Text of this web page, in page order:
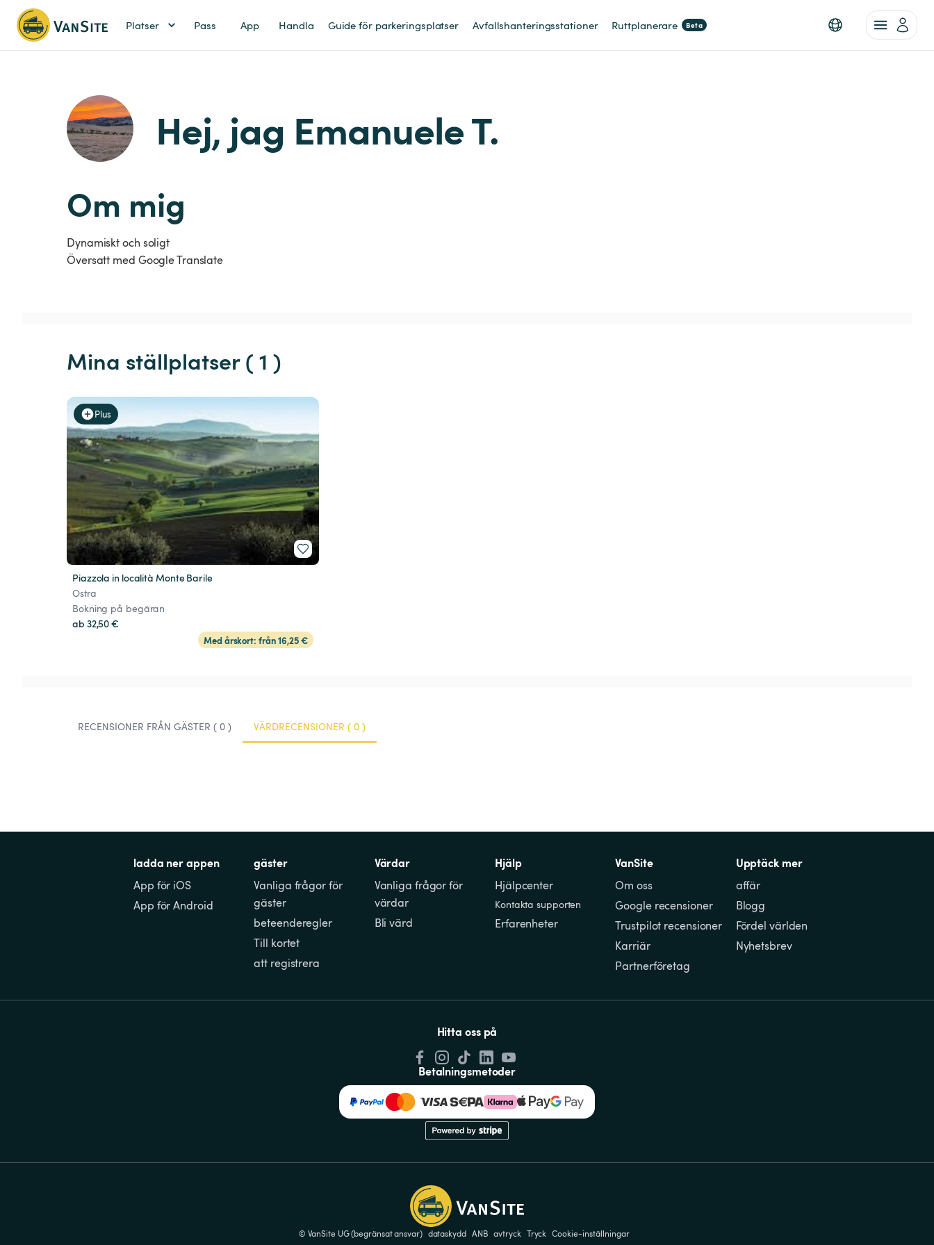
Platser Pass App Handla Guide för parkeringsplatser Avfallshanteringsstationer Ruttplanerare Beta
Hej, jag Emanuele T.
Om mig
Dynamiskt och soligt
Översatt med Google Translate
Mina ställplatser ( 1 )
Plus
Piazzola in località Monte Barile
Ostra
Bokning på begäran
ab 32,50 €
Med årskort: från 16,25 €
RECENSIONER FRÅN GÄSTER ( 0 ) VÄRDRECENSIONER ( 0 )
ladda ner appen
App för iOS
App för Android
gäster
Vanliga frågor för
gäster
beteenderegler
Till kortet
att registrera
Värdar
Vanliga frågor för
värdar
Bli värd
Hjälp
Hjälpcenter
Kontakta supporten
Erfarenheter
VanSite
Om oss
Google recensioner
Trustpilot recensioner
Karriär
Partnerföretag
Upptäck mer
affär
Blogg
Fördel världen
Nyhetsbrev
Hitta oss på
Betalningsmetoder
© VanSite UG (begränsat ansvar) dataskydd ANB avtryck Tryck Cookie-inställningar